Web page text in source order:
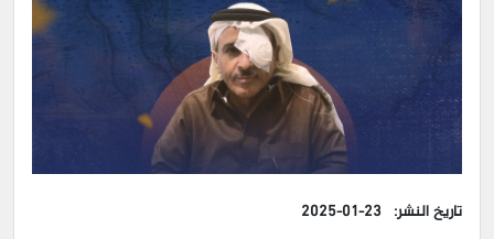
تاريخ النشر: 2025-01-23